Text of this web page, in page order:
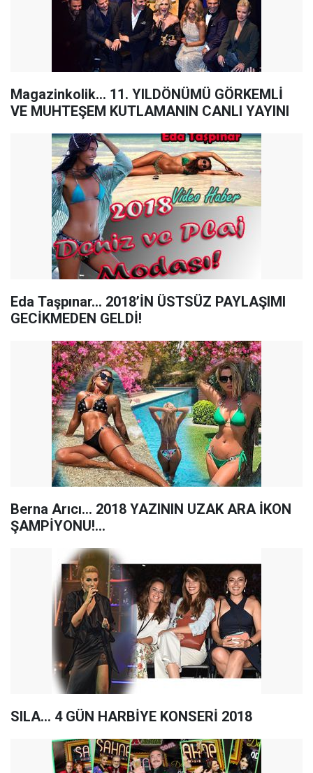
Magazinkolik... 11. YILDÖNÜMÜ GÖRKEMLİ
VE MUHTEŞEM KUTLAMANIN CANLI YAYINI
Eda Taşpınar… 2018’İN ÜSTSÜZ PAYLAŞIMI
GECİKMEDEN GELDİ!
Berna Arıcı… 2018 YAZININ UZAK ARA İKON
ŞAMPİYONU!...
SILA... 4 GÜN HARBİYE KONSERİ 2018